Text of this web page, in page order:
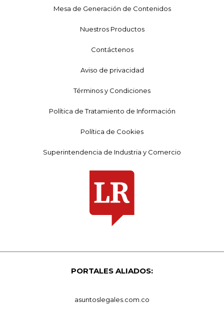
Mesa de Generación de Contenidos
Nuestros Productos
Contáctenos
Aviso de privacidad
Términos y Condiciones
Política de Tratamiento de Información
Política de Cookies
Superintendencia de Industria y Comercio
PORTALES ALIADOS:
asuntoslegales.com.co